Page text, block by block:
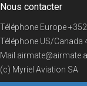
Nous contacter
Téléphone Europe
Téléphone US/Canada
Mail
(c) Myriel Aviation SA